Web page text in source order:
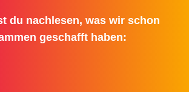
du nachlesen, was wir schon
geschafft haben: